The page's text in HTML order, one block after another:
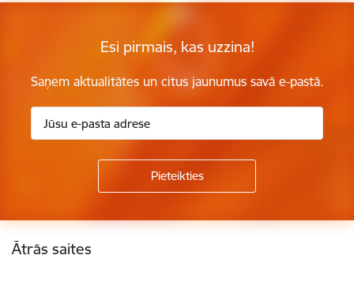
Esi pirmais, kas uzzina!
Saņem aktualitātes un citus jaunumus savā e-pastā.
Kājene
Ātrās saites